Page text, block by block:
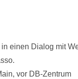
einen Dialog mit
vor DB-Zentrum